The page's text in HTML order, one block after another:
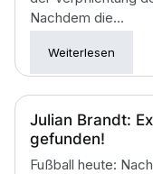
Nachdem die...
Weiterlesen
Julian Brandt:
gefunden!
Fußball heute: